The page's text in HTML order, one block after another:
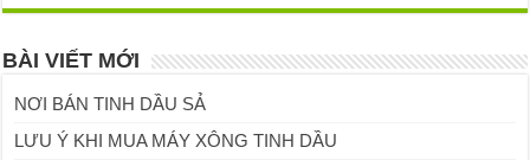
BÀI VIẾT MỚI
NƠI BÁN TINH DẦU SẢ
LƯU Ý KHI MUA MÁY XÔNG TINH DẦU